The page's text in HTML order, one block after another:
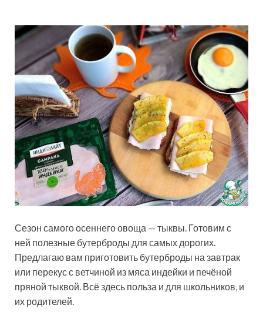
Сезон самого осеннего овоща — тыквы. Готовим с
ней полезные бутерброды для самых дорогих.
Предлагаю вам приготовить бутерброды на завтрак
или перекус с ветчиной из мяса индейки и печёной
пряной тыквой. Всё здесь польза и для школьников, и
их родителей.